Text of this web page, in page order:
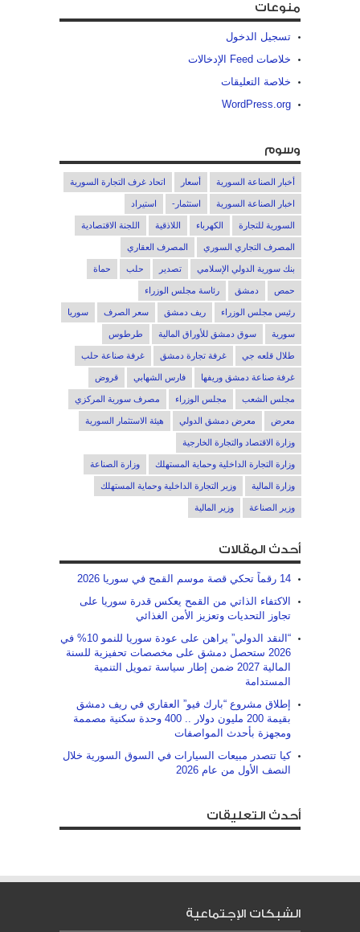
منوعات
تسجيل الدخول
خلاصات Feed الإدخالات
خلاصة التعليقات
WordPress.org
وسوم
أخبار الصناعة السورية أسعار اتحاد غرف التجارة السورية
اخبار الصناعة السورية استثمار- استيراد
السورية للتجارة الكهرباء اللاذقية اللجنة الاقتصادية
المصرف التجاري السوري المصرف العقاري
بنك سورية الدولي الإسلامي تصدير حلب حماة
حمص دمشق رئاسة مجلس الوزراء
رئيس مجلس الوزراء ريف دمشق سعر الصرف سوريا
سورية سوق دمشق للأوراق المالية طرطوس
طلال قلعه جي غرفة تجارة دمشق غرفة صناعة حلب
غرفة صناعة دمشق وريفها فارس الشهابي قروض
مجلس الشعب مجلس الوزراء مصرف سورية المركزي
معرض معرض دمشق الدولي هيئة الاستثمار السورية
وزارة الاقتصاد والتجارة الخارجية
وزارة التجارة الداخلية وحماية المستهلك وزارة الصناعة
وزارة المالية وزير التجارة الداخلية وحماية المستهلك
وزير الصناعة وزير المالية
أحدث المقالات
14 رقماً تحكي قصة موسم القمح في سوريا 2026
الاكتفاء الذاتي من القمح يعكس قدرة سوريا على
تجاوز التحديات ‏وتعزيز الأمن الغذائي
“النقد الدولي” يراهن على عودة سوريا للنمو 10% في
2026 ستحصل دمشق على مخصصات تحفيزية للسنة
المالية 2027 ضمن إطار سياسة تمويل التنمية
المستدامة
إطلاق مشروع “بارك فيو” العقاري في ريف دمشق
بقيمة 200 مليون دولار .. 400 وحدة سكنية مصممة
ومجهزة بأحدث المواصفات
كيا تتصدر مبيعات السيارات في السوق السورية خلال
النصف الأول من عام 2026
أحدث التعليقات
الشبكات الإجتماعية